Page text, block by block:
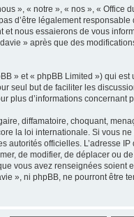
», « notre », « nos », «
d’être légalement
nous essaierons de vous
» après que des
» et « phpBB Limited ») qui
seul but de faciliter les
plus d’informations concernant
diffamatoire, choquant,
la loi internationale. Si vous
autorités officielles. L’adresse
de modifier, de déplacer ou
vous avez renseignées
», ni phpBB, ne pourront